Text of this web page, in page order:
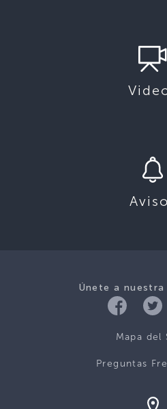
Únete a nuestra
Mapa del
Preguntas